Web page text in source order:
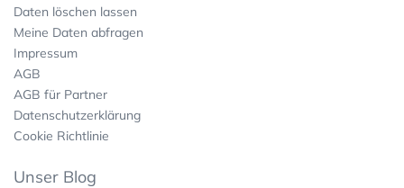
Daten löschen lassen
Meine Daten abfragen
Impressum
AGB
AGB für Partner
Datenschutzerklärung
Cookie Richtlinie
Unser Blog